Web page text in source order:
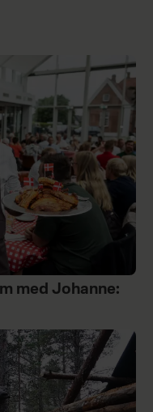
med Johanne: